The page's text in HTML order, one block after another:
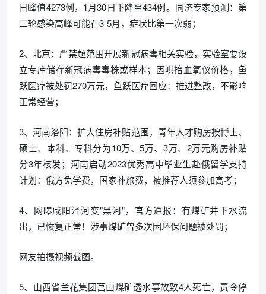
日峰值4273例，1月30日下降至434例。同济专家预测：第
二轮感染高峰可能在3-5月，症状比第一次弱；
2、北京：严禁超范围开展新冠病毒相关实验，实验室要设
立专库储存新冠病毒毒株或样本；因哄抬血氧仪价格，鱼
跃医疗被处罚270万元，鱼跃医疗回应：推进整改，不影响
正常经营；
3、河南洛阳：扩大住房补贴范围，青年人才购房按博士、
硕士、本科、专科分为10万、5万、3万、2万元购房补贴
分3年核发；河南启动2023优秀高中毕业生赴俄留学支持
计划：俄方免学费，国家补旅费，被推荐人须参加高考；
4、网曝咸阳泾河变"黑河"，官方通报：有煤矿井下水流
出，已恢复正常！涉事煤矿曾多次因环保问题被处罚；
网友拍摄视频截图。
5、山西省兰花集团莒山煤矿透水事故致4人死亡，责令停